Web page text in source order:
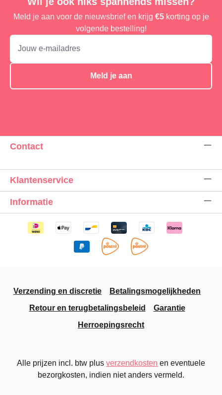
Meld je aan voor de nieuwsbrief en krijg €5korting op je
volgende bestelling!
Meld je aan
Contact
Klantenservice
Informatie
Verzending en discretie
Betalingsmogelijkheden
Retour en terugbetalingsbeleid
Garantie
Herroepingsrecht
Alle prijzen incl. btw plus verzendkosten en eventuele
bezorgkosten, indien niet anders vermeld.